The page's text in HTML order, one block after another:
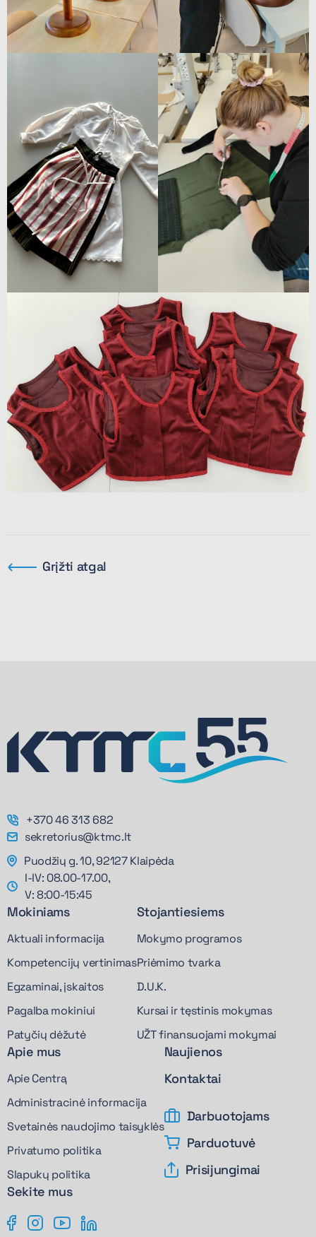
Grįžti atgal
+370 46 313 682
sekretorius@ktmc.lt
Puodžių g. 10, 92127 Klaipėda
I-IV: 08.00-17.00,
V: 8:00-15:45
Mokiniams
Aktuali informacija
Kompetencijų vertinimas
Egzaminai, įskaitos
Pagalba mokiniui
Patyčių dėžutė
Stojantiesiems
Mokymo programos
Priėmimo tvarka
D.U.K.
Kursai ir tęstinis mokymas
UŽT finansuojami mokymai
Apie mus
Apie Centrą
Administracinė informacija
Svetainės naudojimo taisyklės
Privatumo politika
Slapukų politika
Naujienos
Kontaktai
Darbuotojams
Parduotuvė
Prisijungimai
Sekite mus